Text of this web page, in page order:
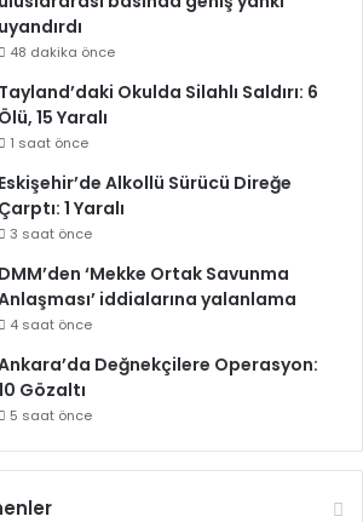
uyandırdı
48 dakika önce
Tayland’daki Okulda Silahlı Saldırı: 6
Ölü, 15 Yaralı
1 saat önce
Eskişehir’de Alkollü Sürücü Direğe
Çarptı: 1 Yaralı
3 saat önce
DMM’den ‘Mekke Ortak Savunma
iddialarına yalanlama
4 saat önce
Değnekçilere Operasyon:
Gözaltı
5 saat önce